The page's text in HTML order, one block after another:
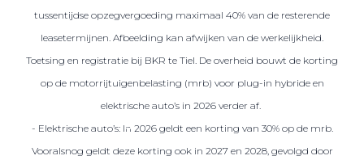
Terug
tussentijdse opzegvergoeding maximaal 40% van de resterende
leasetermijnen. Afbeelding kan afwijken van de werkelijkheid.
Toetsing en registratie bij BKR te Tiel. De overheid bouwt de korting
op de motorrijtuigenbelasting (mrb) voor plug-in hybride en
elektrische auto’s in 2026 verder af.
- Elektrische auto’s: In 2026 geldt een korting van 30% op de mrb.
Vooralsnog geldt deze korting ook in 2027 en 2028, gevolgd door